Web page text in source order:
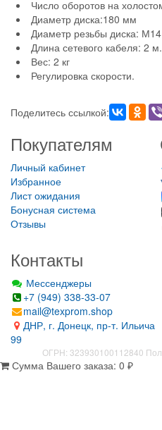
Число оборотов на
Диаметр диска:180 мм
Диаметр резьбы диска: М14
Длина сетевого кабеля: 2 м.
Вес: 2 кг
Регулировка скорости.
Поделитесь ссылкой:
Покупателям
Личный кабинет
Избранное
Лист ожидания
Бонусная система
Отзывы
Контакты
Мессенджеры
+7 (949) 338-33-07
mail@texprom.shop
ДНР, г. Донецк, пр-т. Ильича
99
ОГРН: 323930100112840
Сумма Вашего заказа: 0 ₽